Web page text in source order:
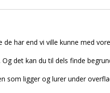
har end vi ville kunne med
det kan du til dels finde
som ligger og lurer under